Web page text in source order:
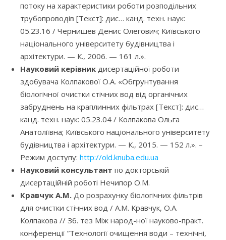
потоку на характеристики роботи розподільних
трубопроводів [Текст]: дис… канд. техн. наук:
05.23.16 / Чернишев Денис Олегович; Київського
національного університету будівництва і
архітектури. — К., 2006. — 161 л.».
Науковий керівник дисертаційної роботи
здобувача Колпакової О.А. «Обгрунтування
біологічної очистки стічних вод від органічних
забруднень на краплинних фільтрах [Текст]: дис…
канд. техн. наук: 05.23.04 / Колпакова Ольга
Анатоліївна; Київського національного університету
будівництва і архітектури. — К., 2015. — 152 л.». –
Режим доступу: http://old.knuba.edu.ua
Науковий консультант по докторській
дисертаційній роботі Нечипор О.М.
Кравчук А.М. До розрахунку біологічних фільтрів
для очистки стічних вод / А.М. Кравчук, О.А.
Колпакова // Зб. тез Між народ-ної науково-практ.
конференції ”Технології очищення води – технічні,